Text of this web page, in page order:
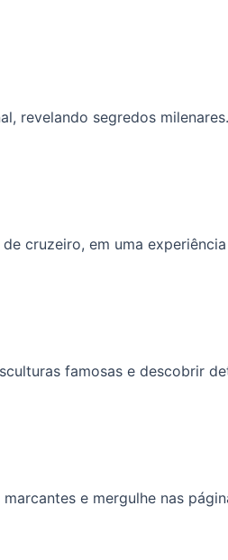
revelando segredos milenares.
cruzeiro, em uma
famosas e descobrir
e mergulhe nas